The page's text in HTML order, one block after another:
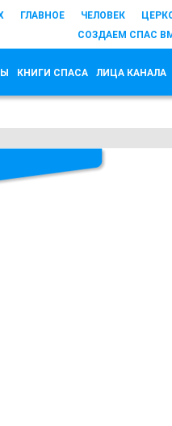
ГЛАВНОЕ ЧЕЛОВЕК
СОЗДАЕМ СПАС
КНИГИ СПАСА ЛИЦА КАНАЛА